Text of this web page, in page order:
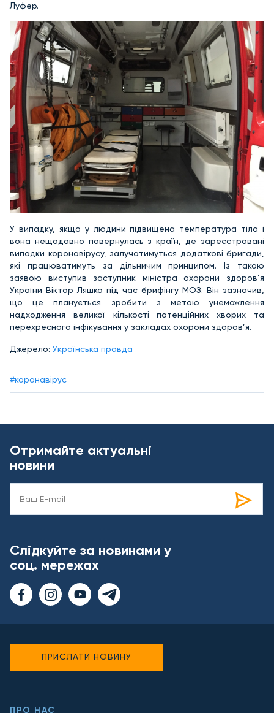
Луфер.
У випадку, якщо у людини підвищена температура тіла і
вона нещодавно повернулась з країн, де зареєстровані
випадки коронавірусу, залучатимуться додаткові бригади,
які працюватимуть за дільничим принципом. Із такою
заявою виступив заступник міністра охорони здоров’я
України Віктор Ляшко під час брифінгу МОЗ. Він зазначив,
що це планується зробити з метою унеможлення
надходження великої кількості потенційних хворих та
перехресного інфікування у закладах охорони здоров’я.
Джерело: Українська правда
#коронавірус
Отримайте актуальні
новини
Слідкуйте за новинами у
соц. мережах
ПРО НАС
ПРИСЛАТИ НОВИНУ